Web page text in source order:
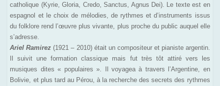
catholique (Kyrie, Gloria, Credo, Sanctus, Agnus Dei). Le texte est en
espagnol et le choix de mélodies, de rythmes et d’instruments issus
du folklore rend l’œuvre plus vivante, plus proche du public auquel elle
s’adresse.
Ariel Ramirez (1921 – 2010) était un compositeur et pianiste argentin.
Il suivit une formation classique mais fut très tôt attiré vers les
musiques dites « populaires ». Il voyagea à travers l’Argentine, en
Bolivie, et plus tard au Pérou, à la recherche des secrets des rythmes